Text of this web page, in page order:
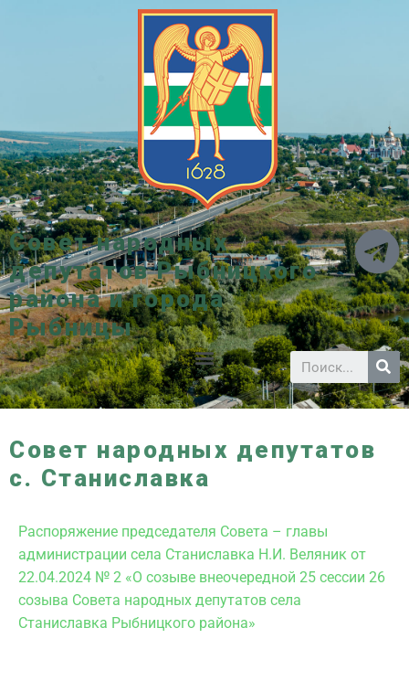
Совет народных
депутатов Рыбницкого
района и города
Рыбницы
Совет народных депутатов
с. Станиславка
Распоряжение председателя Совета – главы
администрации села Станиславка Н.И. Веляник от
22.04.2024 № 2 «О созыве внеочередной 25 сессии 26
созыва Совета народных депутатов села
Станиславка Рыбницкого района»